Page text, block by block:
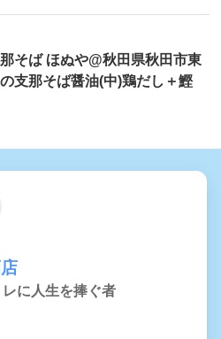
そば ほぬや@秋田県秋田市東
支那そば醤油(中)鶏だし＋鰹
に人生を捧ぐ者